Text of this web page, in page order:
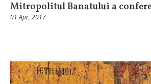
Mitropolitul Banatului a
01 Apr, 2017